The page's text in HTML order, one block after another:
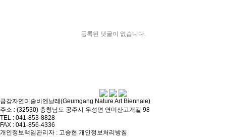
등록된 댓글이 없습니다.
금강자연미술비엔날레(Geumgang Nature Art Biennale)
주소 : (32530) 충청남도 공주시 우성면 연미산고개길 98
TEL : 041-853-8828
FAX : 041-856-4336
개인정보책임관리자 : 고승현 개인정보처리방침